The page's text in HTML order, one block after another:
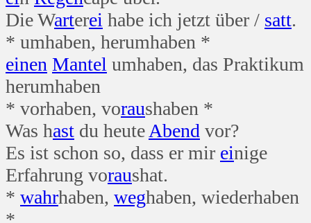
Die Warterei habe ich jetzt über / satt.
* umhaben, herumhaben *
einen Mantel umhaben, das Praktikum
herumhaben
* vorhaben, voraushaben *
Was hast du heute Abend vor?
Es ist schon so, dass er mir einige
Erfahrung voraushat.
* wahrhaben, weghaben, wiederhaben